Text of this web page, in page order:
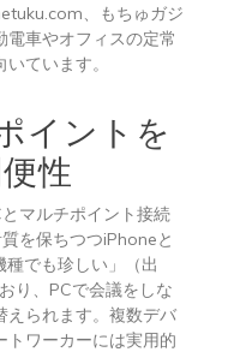
、もちゅガジ
電車やオフィスの定常
ています。
イントを
性
マルチポイント接続
を保ちつつiPhoneと
でも珍しい」（出
り、PCで会議をしな
えられます。複数デバ
トワーカーには実用的